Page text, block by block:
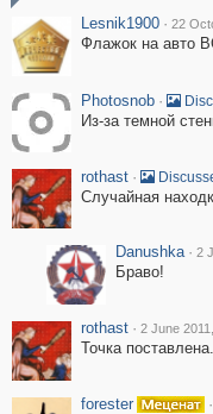
Lesnik1900 · 22
Флажок на авто
Photosnob ·
Из-за темной
rothast ·
Случайная
Danushka · 2
Браво!
rothast · 2 June
Точка поставлена.
forester ·